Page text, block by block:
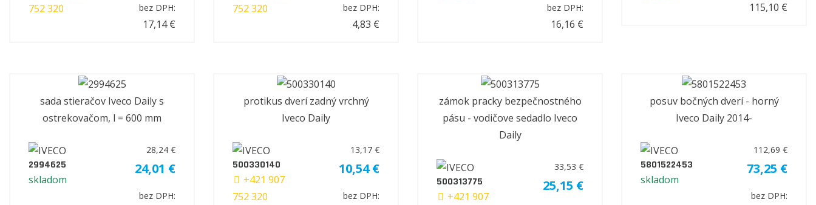
752 320
bez DPH:
17,14 €
752 320
bez DPH:
4,83 €
bez DPH:
16,16 €
115,10 €
sada stieračov Iveco Daily s
ostrekovačom, l = 600 mm
2994625
skladom
28,24 €
24,01 €
bez DPH:
protikus dverí zadný vrchný
Iveco Daily
500330140
+421 907
752 320
13,17 €
10,54 €
bez DPH:
zámok pracky bezpečnostného
pásu - vodičove sedadlo Iveco
Daily
500313775
+421 907
33,53 €
25,15 €
posuv bočných dverí - horný
Iveco Daily 2014-
5801522453
skladom
112,69 €
73,25 €
bez DPH: